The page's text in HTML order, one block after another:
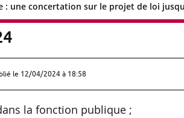
une concertation sur le projet de loi
: une
le 12/04/2024 à 18:58
la fonction publique ;